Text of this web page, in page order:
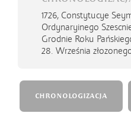
1726, Constytucye
Ordynaryinego
Grodnie Roku
28. Września
CHRONOLOGIZACJA